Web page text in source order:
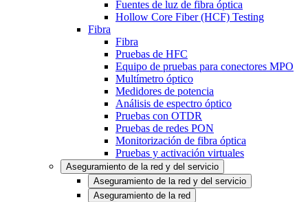
Fuentes de luz de fibra óptica
Hollow Core Fiber (HCF) Testing
Fibra
Fibra
Pruebas de HFC
Equipo de pruebas para conectores MPO
Multímetro óptico
Medidores de potencia
Análisis de espectro óptico
Pruebas con OTDR
Pruebas de redes PON
Monitorización de fibra óptica
Pruebas y activación virtuales
Aseguramiento de la red y del servicio
Aseguramiento de la red y del servicio
Aseguramiento de la red